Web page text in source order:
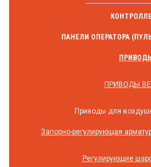
ПАНЕЛИ ОПЕРАТОРА
ПРИВОДЫ
Приводы для
Запорно-регулирующая
Регулирующие